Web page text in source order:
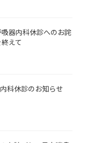
吸器内科休診へのお詫
えて
科休診のお知らせ